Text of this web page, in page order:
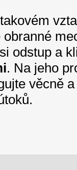
odstup a
. Na jeho
věcně